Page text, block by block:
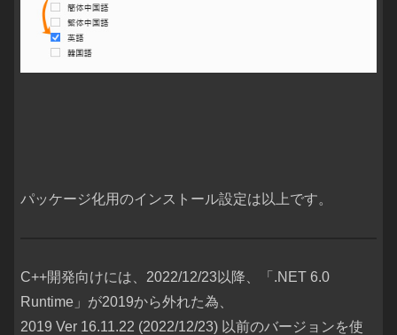
パッケージ化用のインストール設定は以上です。
C++開発向けには、2022/12/23以降、「.NET 6.0
Runtime」が2019から外れた為、
2019 Ver 16.11.22 (2022/12/23) 以前のバージョンを使